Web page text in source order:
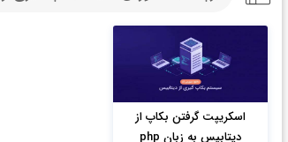
اسکریپت گرفتن بکاپ از
دیتابیس به زبان php